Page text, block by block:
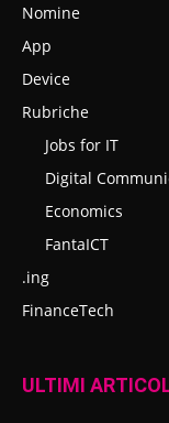
Nomine
App
Device
Rubriche
Jobs for IT
Digital
Economics
FantaICT
.ing
FinanceTech
ULTIMI